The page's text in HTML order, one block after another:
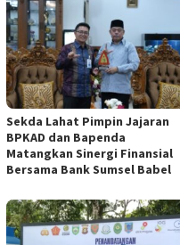
Sekda Lahat Pimpin Jajaran
BPKAD dan Bapenda
Matangkan Sinergi Finansial
Bersama Bank Sumsel Babel